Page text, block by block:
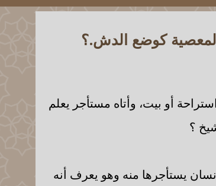
كوضع الدش.؟
أو بيت، وأتاه مستأجر يعلم
؟
يستأجرها منه وهو يعرف أنه